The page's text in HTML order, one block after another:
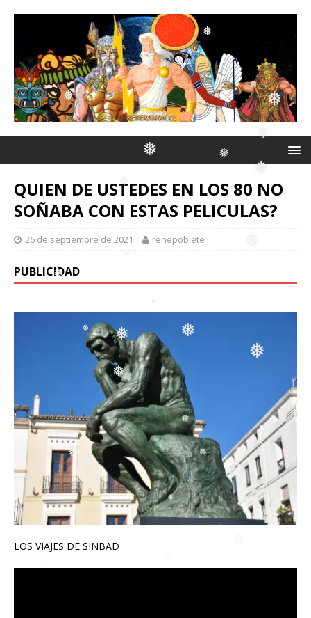
❅
❅ ❅
❅
❅
❅
❅
❅
❅
❅
❅
❅
❅
❅
❅
❅
❅
❅
❅ ❅
❅
QUIEN DE USTEDES EN LOS 80 NO
SOÑABA CON ESTAS PELICULAS?
26 de septiembre de 2021 renepoblete
PUBLICIDAD
LOS VIAJES DE SINBAD